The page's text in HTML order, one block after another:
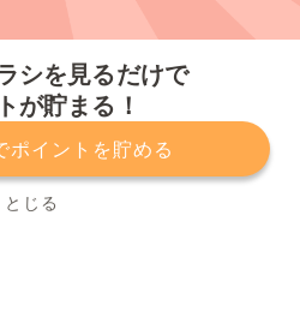
シを見るだけで
が貯まる！
ポイントを貯める
とじる
利用規約
運営会社
合わせ